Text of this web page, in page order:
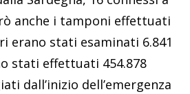
anche i tamponi effettuati
erano stati esaminati 6.841
stati effettuati 454.878
dall’inizio dell’emergenza